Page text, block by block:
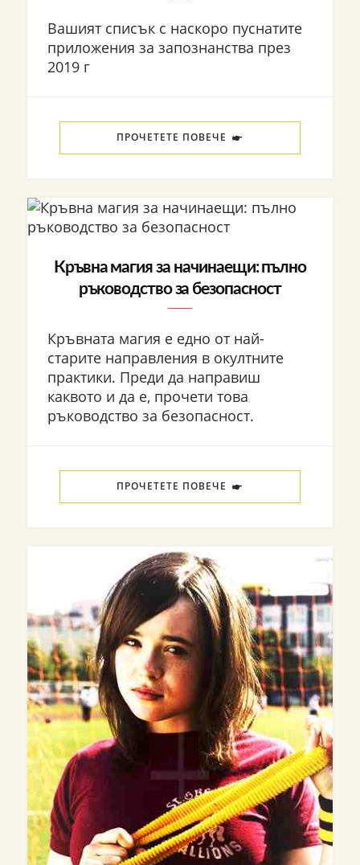
Вашият списък с наскоро пуснатите
приложения за запознанства през
2019 г
ПРОЧЕТЕТЕ ПОВЕЧЕ
Кръвна магия за начинаещи: пълно
ръководство за безопасност
Кръвната магия е едно от най-
старите направления в окултните
практики. Преди да направиш
каквото и да е, прочети това
ръководство за безопасност.
ПРОЧЕТЕТЕ ПОВЕЧЕ